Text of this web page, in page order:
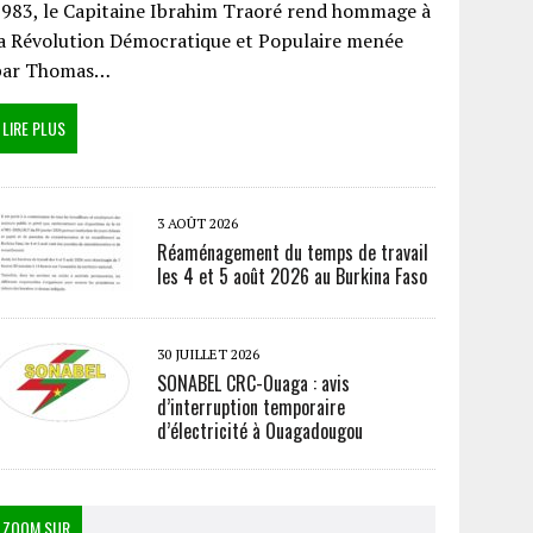
le Capitaine Ibrahim Traoré rend hommage à
Révolution Démocratique et Populaire menée
Thomas…
LIRE PLUS
3 AOÛT 2026
Réaménagement du temps de travail
les 4 et 5 août 2026 au Burkina Faso
30 JUILLET 2026
SONABEL CRC-Ouaga : avis
d’interruption temporaire
d’électricité à Ouagadougou
ZOOM SUR